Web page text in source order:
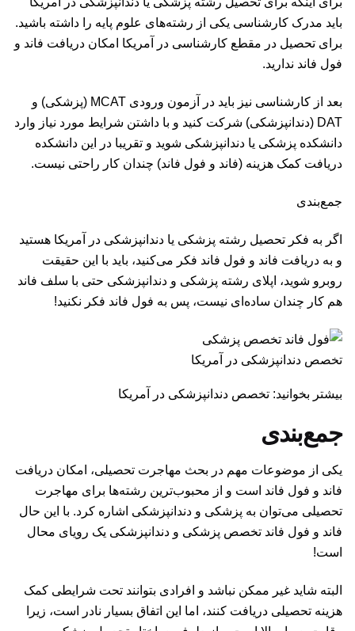
باید مدرک کارشناسی یکی از رشته‌های علوم پایه را داشته باشید.
برای تحصیل در مقطع کارشناسی در آمریکا امکان دریافت فاند و
فول فاند ندارید.
بعد از کارشناسی نیز باید در آزمون ورودی MCAT (پزشکی) و
DAT (دندانپزشکی) شرکت کنید و با داشتن شرایط مورد نیاز وارد
دانشکده پزشکی یا دندانپزشکی شوید و تقریبا در این دانشکده
دریافت کمک هزینه (فاند و فول فاند) چندان کار راحتی نیست.
جمع‌بندی
اگر به فکر تحصیل رشته پزشکی یا دندانپزشکی در آمریکا هستید
و به دریافت فاند و فول فاند فکر می‌کنید، باید با این حقیقت
روبرو شوید، اپلای رشته پزشکی و دندانپزشکی حتی با سلف فاند
هم کار چندان ساده‌ای نیست، پس به فول فاند فکر نکنید!
تخصص دندانپزشکی در آمریکا
بیشتر بخوانید: تخصص دندانپزشکی در آمریکا
جمع‌بندی
یکی از موضوعات مهم در بحث مهاجرت تحصیلی، امکان دریافت
فاند و فول فاند است و از محبوب‌ترین رشته‌ها برای مهاجرت
تحصیلی می‌توان به پزشکی و دندانپزشکی اشاره کرد. با این حال
فاند و فول فاند تخصص پزشکی و دندانپزشکی یک رویای محال
است!
البته شاید غیر ممکن نباشد و افرادی بتوانند تحت شرایطی کمک
هزینه تحصیلی دریافت کنند، اما این اتفاق بسیار نادر است، زیرا